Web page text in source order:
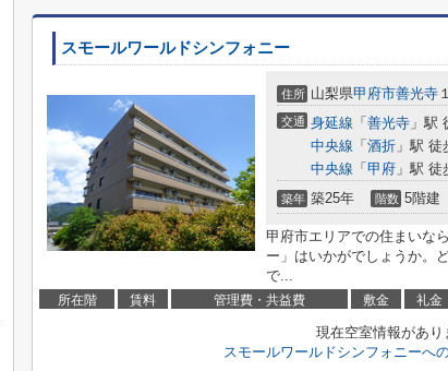
スモールワールドシンフォニー
住所 山梨県甲府市善光寺
交通 身延線 「 善光寺 」駅
中央線 「 酒折 」駅 徒
中央線 「 甲府 」駅 徒
築年 築25年 階数 5階建
甲府市エリアでの住まいな
ー」はいかがでしょうか。
で...
所在階 賃料 管理費・共益費 敷金 礼金
現在空室情報があり
スモールワールドシンフォニーへ